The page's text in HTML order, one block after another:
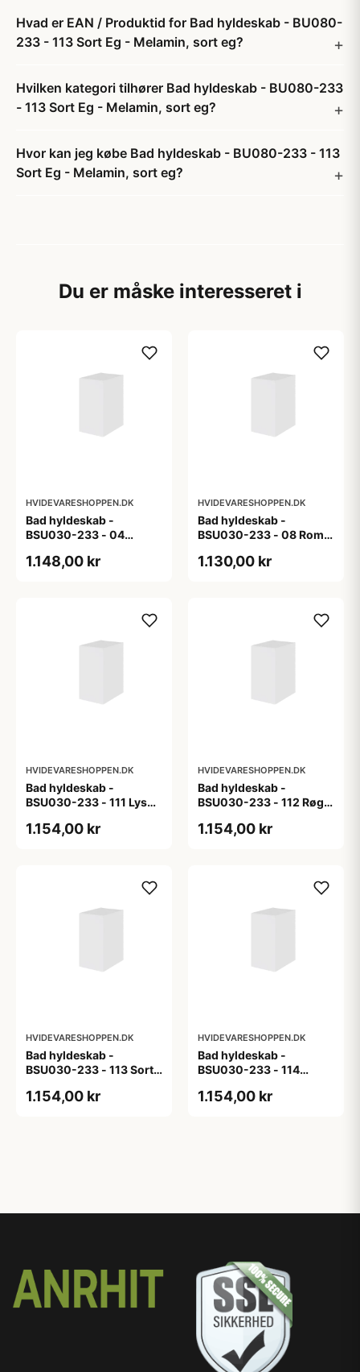
Hvad er EAN / Produktid for Bad hyldeskab - BU080-
233 - 113 Sort Eg - Melamin, sort eg?
Hvilken kategori tilhører Bad hyldeskab - BU080-233
- 113 Sort Eg - Melamin, sort eg?
Hvor kan jeg købe Bad hyldeskab - BU080-233 - 113
Sort Eg - Melamin, sort eg?
Du er måske interesseret i
HVIDEVARESHOPPEN.DK
Bad hyldeskab -
BSU030-233 - 04
1.148,00 kr
HVIDEVARESHOPPEN.DK
Bad hyldeskab -
BSU030-233 - 08 Roma
1.130,00 kr
HVIDEVARESHOPPEN.DK
Bad hyldeskab -
BSU030-233 - 111 Lys
1.154,00 kr
HVIDEVARESHOPPEN.DK
Bad hyldeskab -
BSU030-233 - 112 Røget
1.154,00 kr
HVIDEVARESHOPPEN.DK
Bad hyldeskab -
BSU030-233 - 113 Sort
1.154,00 kr
HVIDEVARESHOPPEN.DK
Bad hyldeskab -
BSU030-233 - 114
m/eg ABS-kant
1.154,00 kr